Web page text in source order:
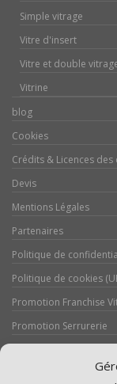
Simple vitrage
Vitre d'insert
Vitre et double
Vitrine
blog
Cookies
Crédits & Licences
Devis
Mentions Légales
Partenaires
Politique de
Politique de cookies
Promotion Franchise
Promotion Serrurerie